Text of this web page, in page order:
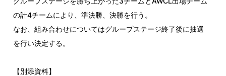
の計4チームにより、準決勝、決勝を行う。
なお、組み合わせについてはグループステージ終了後に抽選
を行い決定する。
【別添資料】